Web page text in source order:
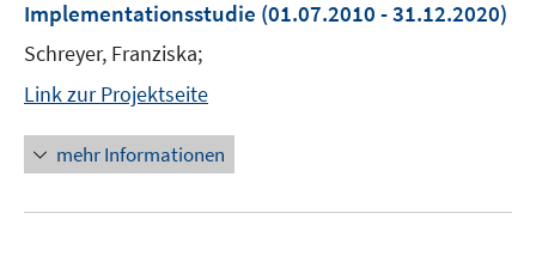
Implementationsstudie (01.07.2010 - 31.12.2020)
Schreyer, Franziska;
Link zur Projektseite
mehr Informationen